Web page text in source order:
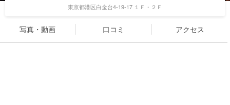
東京都港区白金台4-19-17 １Ｆ・２Ｆ
写真・動画 口コミ アクセス